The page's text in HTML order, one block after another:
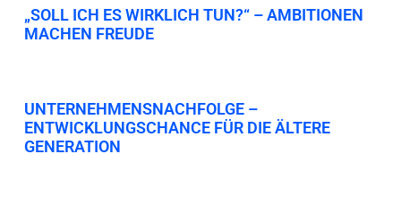
„SOLL ICH ES WIRKLICH TUN?“ – AMBITIONEN
MACHEN FREUDE
UNTERNEHMENSNACHFOLGE –
ENTWICKLUNGSCHANCE FÜR DIE ÄLTERE
GENERATION